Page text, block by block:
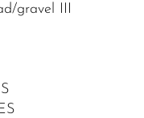
gravel III